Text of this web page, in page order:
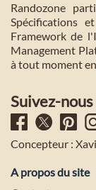
Randozone
Spécifications
Framework de
Management
à tout moment en
Suivez-nous
Concepteur :
A propos du site